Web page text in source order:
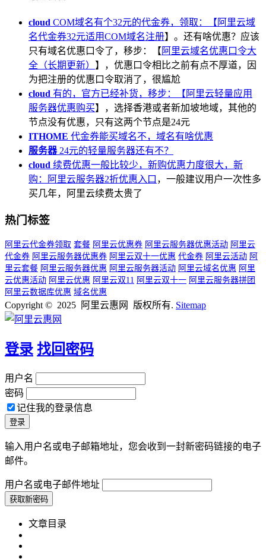
cloud COM域名有个32元的代金券，领取：【 阿里云域
名代金券32元适用COM域名注册】。还有啥优惠？应该
只有域名优惠口令了，移步：【 阿里云域名优惠口令大
全（长期更新） 】，优惠口令相比之前有点不厚道，因
为把注册的优惠口令取消了，很尴尬
cloud 有的，官方已经补货，移步：【 阿里云轻量应用
服务器优惠购买】，选择香港或者新加坡地域，其他的
节点没有优惠，只有这两个节点是24元
ITHOME 代金券能买域名不，域名有啥优惠
服务器24元的轻量服务器还有不？
cloud 续费优惠一般比较少，新购优惠力度很大，新
购：
阿里云服务器2折优惠入口 ，一般建议用户一次性多
买几年，阿里云续费太贵了
热门标签
阿里云代金券领取 套餐 阿里云优惠券 阿里云服务器优惠活动 阿里云
代金券 阿里云服务器优惠券 阿里云双十一优惠 代金券 阿里云活动 阿
里云套餐 阿里云服务器优惠 阿里云服务器活动 阿里云域名优惠 阿里
云优惠活动 阿里云优惠 阿里云双11 阿里云双十一 阿里云服务器拼团
阿里云数据库优惠 域名优惠
Copyright © 2025 阿里云惠网 版权所有. Sitemap
登录 找回密码
用户名
密码
记住我的登录信息
输入用户名或电子邮箱地址，您会收到一封新密码链接的电子
邮件。
用户名或电子邮件地址
文章目录